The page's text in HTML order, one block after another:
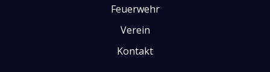
Feuerwehr
Verein
Kontakt